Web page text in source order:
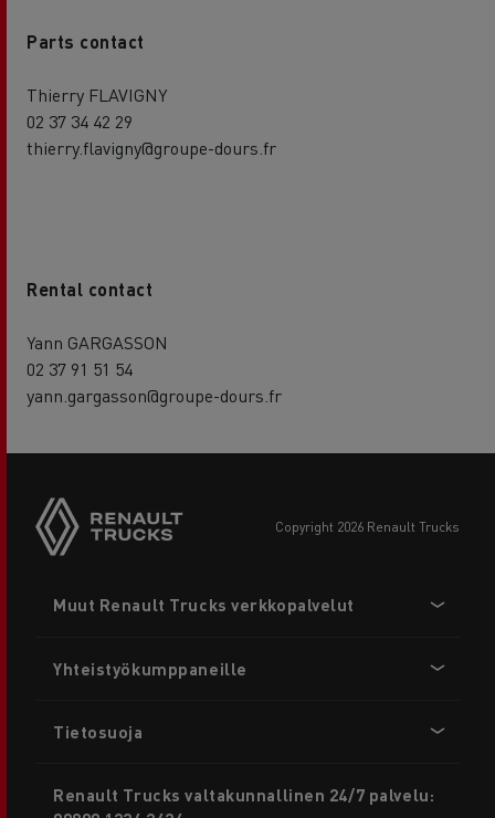
Parts contact
Thierry FLAVIGNY
02 37 34 42 29
thierry.flavigny@groupe-dours.fr
Rental contact
Yann GARGASSON
02 37 91 51 54
yann.gargasson@groupe-dours.fr
copyright 2026 Renault Trucks
menu
Muut Renault Trucks verkkopalvelut
Yhteistyökumppaneille
Tietosuoja
Renault Trucks valtakunnallinen 24/7 palvelu: